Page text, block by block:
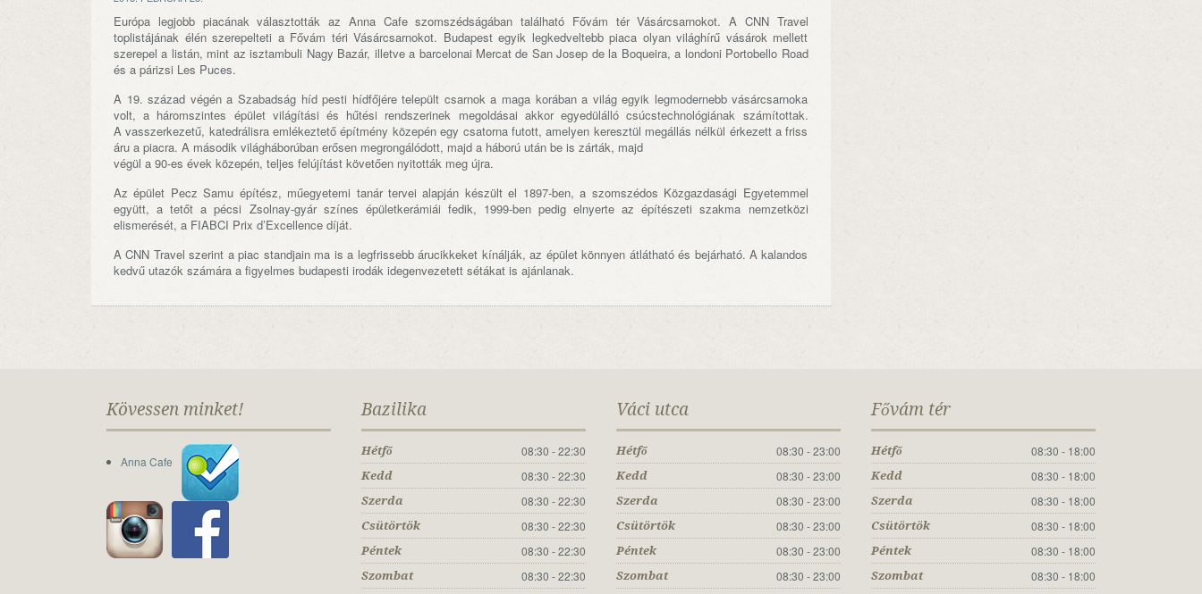
Európa legjobb piacának választották az Anna Cafe szomszédságában található Fővám tér Vásárcsarnokot. A CNN Travel
toplistájának élén szerepelteti a Fővám téri Vásárcsarnokot. Budapest egyik legkedveltebb piaca olyan világhírű vásárok mellett
szerepel a listán, mint az isztambuli Nagy Bazár, illetve a barcelonai Mercat de San Josep de la Boqueira, a londoni Portobello Road
és a párizsi Les Puces.
A 19. század végén a Szabadság híd pesti hídfőjére települt csarnok a maga korában a világ egyik legmodernebb vásárcsarnoka
volt, a háromszintes épület világítási és hűtési rendszerinek megoldásai akkor egyedülálló csúcstechnológiának számítottak.
A vasszerkezetű, katedrálisra emlékeztető építmény közepén egy csatorna futott, amelyen keresztül megállás nélkül érkezett a friss
áru a piacra. A második világháborúban erősen megrongálódott, majd a háború után be is zárták, majd
végül a 90-es évek közepén, teljes felújítást követően nyitották meg újra.
Az épület Pecz Samu építész, műegyetemi tanár tervei alapján készült el 1897-ben, a szomszédos Közgazdasági Egyetemmel
együtt, a tetőt a pécsi Zsolnay-gyár színes épületkerámiái fedik, 1999-ben pedig elnyerte az építészeti szakma nemzetközi
elismerését, a FIABCI Prix d’Excellence díját.
A CNN Travel szerint a piac standjain ma is a legfrissebb árucikkeket kínálják, az épület könnyen átlátható és bejárható. A kalandos
kedvű utazók számára a figyelmes budapesti irodák idegenvezetett sétákat is ajánlanak.
Kövessen minket!
Anna Cafe
Bazilika
Hétfő 08:30 - 22:30
Kedd 08:30 - 22:30
Szerda 08:30 - 22:30
Csütörtök 08:30 - 22:30
Péntek 08:30 - 22:30
Szombat
08:30 - 22:30
Váci utca
Hétfő 08:30 - 23:00
Kedd 08:30 - 23:00
Szerda 08:30 - 23:00
Csütörtök 08:30 - 23:00
Péntek 08:30 - 23:00
Szombat
08:30 - 23:00
Fővám tér
Hétfő 08:30 - 18:00
Kedd 08:30 - 18:00
Szerda 08:30 - 18:00
Csütörtök 08:30 - 18:00
Péntek 08:30 - 18:00
Szombat
08:30 - 18:00